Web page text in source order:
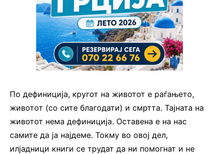
По дефиниција, кругот на животот е раѓањето,
животот (со сите благодати) и смртта. Тајната на
животот нема дефиниција. Оставена е на нас
самите да ја најдеме. Токму во овој дел,
илјадници книги се трудат да ни помогнат и не